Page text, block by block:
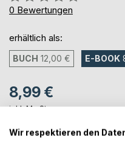
0%
0 Bewertungen
erhältlich als:
BUCH 12,00 € E-BOOK
8,99 €
inkl. MwSt.
Wir respektieren den